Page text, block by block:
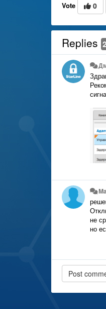
Vote 0
Replies 2
не
но